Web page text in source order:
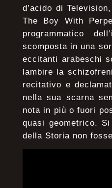
d’acido di
The Boy With
programmatico
scomposta in una
eccitanti arabeschi
lambire la
recitativo e
nella sua scarna
nota in più o fuori
quasi geometrico.
della Storia non